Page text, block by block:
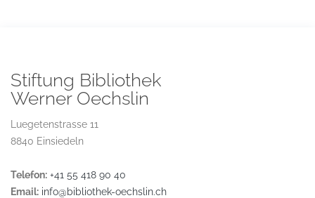
Stiftung Bibliothek
Werner Oechslin
Luegetenstrasse 11
8840 Einsiedeln
Telefon: +41 55 418 90 40
Email: info@bibliothek-oechslin.ch